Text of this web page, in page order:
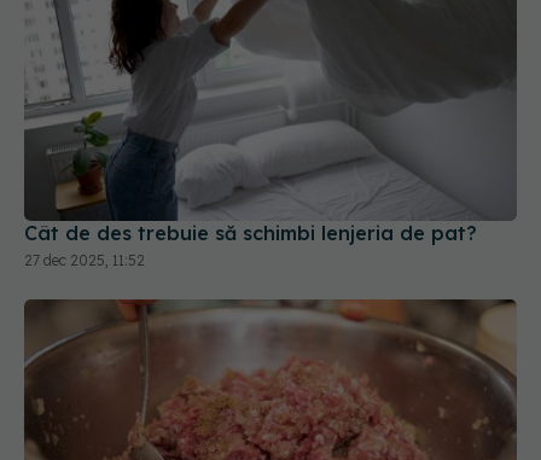
Cât de des trebuie să schimbi lenjeria de pat?
27 dec 2025, 11:52